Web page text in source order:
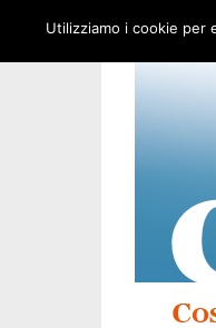
Utilizziamo i cookie per